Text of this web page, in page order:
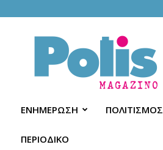
Polis
Magazino
ΕΝΗΜΕΡΩΣΗ ΠΟΛΙΤΙΣΜΟΣ
ΠΕΡΙΟΔΙΚΟ